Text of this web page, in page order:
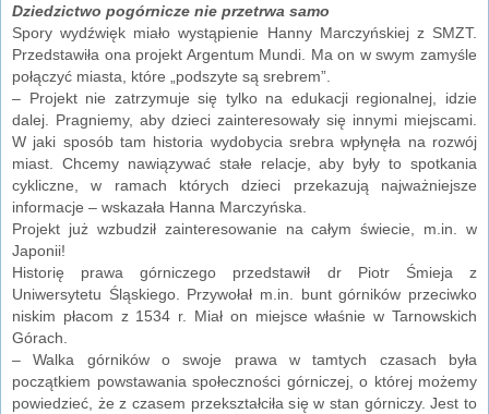
Dziedzictwo pogórnicze nie przetrwa samo
Spory wydźwięk miało wystąpienie Hanny Marczyńskiej z SMZT.
Przedstawiła ona projekt Argentum Mundi. Ma on w swym zamyśle
połączyć miasta, które „podszyte są srebrem”.
– Projekt nie zatrzymuje się tylko na edukacji regionalnej, idzie
dalej. Pragniemy, aby dzieci zainteresowały się innymi miejscami.
W jaki sposób tam historia wydobycia srebra wpłynęła na rozwój
miast. Chcemy nawiązywać stałe relacje, aby były to spotkania
cykliczne, w ramach których dzieci przekazują najważniejsze
informacje – wskazała Hanna Marczyńska.
Projekt już wzbudził zainteresowanie na całym świecie, m.in. w
Japonii!
Historię prawa górniczego przedstawił dr Piotr Śmieja z
Uniwersytetu Śląskiego. Przywołał m.in. bunt górników przeciwko
niskim płacom z 1534 r. Miał on miejsce właśnie w Tarnowskich
Górach.
– Walka górników o swoje prawa w tamtych czasach była
początkiem powstawania społeczności górniczej, o której możemy
powiedzieć, że z czasem przekształciła się w stan górniczy. Jest to